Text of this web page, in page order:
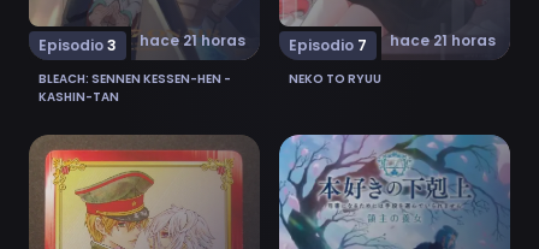
hace 21 horas
Episodio3
BLEACH: SENNEN KESSEN-HEN -
KASHIN-TAN
hace 21 horas
Episodio 7
NEKO TO RYUU
Ver Iwamoto-senpai no Suisen 6Ver Honzuki no Gekokujou: